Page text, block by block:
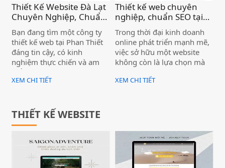
Thiết Kế Website Đà Lạt
Chuyên Nghiệp, Chuẩn
SEO, Lên Top Google
Nhanh )
Bạn đang tìm một công ty
thiết kế web tại Phan Thiết
đáng tin cậy, có kinh
nghiệm thực chiến và am
hiểu thị trường địa phương?
Với hơn 10 năm hoạt động
cùng nhiều doanh nghiệp
lớn nhỏ trong hành trình
tuyến — từ website đơn
giản đến hệ thống bán hàng
phức tạp.
XEM CHI TIẾT
Thiết kế web chuyên
nghiệp, chuẩn SEO tại
Lâm Đồng, hiệu quả cho
doanh nghiệp )
Trong thời đại kinh doanh
online phát triển mạnh mẽ,
việc sở hữu một website
không còn là lựa chọn mà
đối với mọi doanh nghiệp.
hiệu trên Internet ngày
càng tăng cao.
XEM CHI TIẾT
THIẾT KẾ WEBSITE